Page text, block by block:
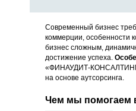
Современный бизнес
коммерции, особенности
бизнес сложным,
достижение успеха.
«ФИНАУДИТ-КОНСАЛТИНГ»
на основе аутсорсинга.
Чем мы помогаем